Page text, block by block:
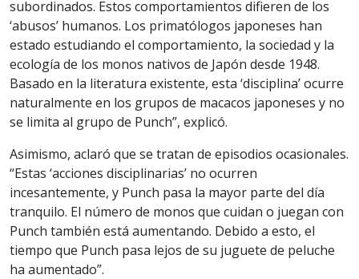
subordinados. Estos comportamientos difieren de los
‘abusos’ humanos. Los primatólogos japoneses han
estado estudiando el comportamiento, la sociedad y la
ecología de los monos nativos de Japón desde 1948.
Basado en la literatura existente, esta ‘disciplina’ ocurre
naturalmente en los grupos de macacos japoneses y no
se limita al grupo de Punch”, explicó.
Asimismo, aclaró que se tratan de episodios ocasionales.
“Estas ‘acciones disciplinarias’ no ocurren
incesantemente, y Punch pasa la mayor parte del día
tranquilo. El número de monos que cuidan o juegan con
Punch también está aumentando. Debido a esto, el
tiempo que Punch pasa lejos de su juguete de peluche
ha aumentado”.